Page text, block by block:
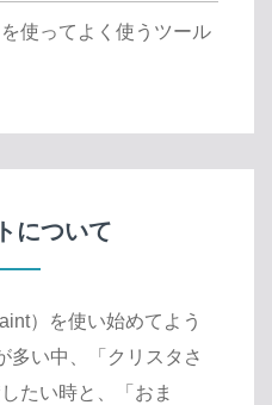
使ってよく使うツール
について
）を使い始めてよう
多い中、「クリスタさ
たい時と、「おま